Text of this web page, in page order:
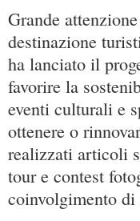
Grande
destinazione
ha lanciato il
favorire la
eventi culturali e
ottenere o
realizzati articoli
tour e contest
coinvolgimento di